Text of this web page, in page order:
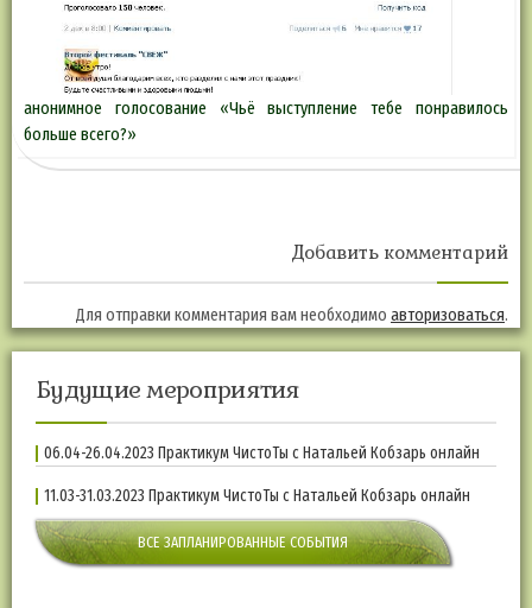
анонимное голосование «Чьё выступление тебе понравилось
больше всего?»
Добавить комментарий
Для отправки комментария вам необходимо авторизоваться.
Будущие мероприятия
06.04-26.04.2023 Практикум ЧистоТы с Натальей Кобзарь онлайн
11.03-31.03.2023 Практикум ЧистоТы с Натальей Кобзарь онлайн
ВСЕ ЗАПЛАНИРОВАННЫЕ СОБЫТИЯ